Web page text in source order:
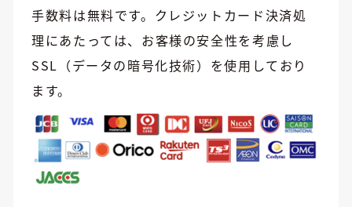
手数料は無料です。クレジットカード決済処
理にあたっては、お客様の安全性を考慮し
SSL（データの暗号化技術）を使用しており
ます。